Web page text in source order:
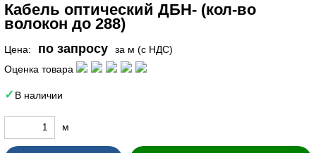
Кабель оптический ДБН- (кол-во
волокон до 288)
Цена: по запросу
за м (с НДС)
Оценка товара
В наличии
м